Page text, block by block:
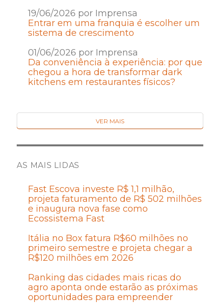
19/06/2026 por Imprensa
Entrar em uma franquia é escolher um
sistema de crescimento
01/06/2026 por Imprensa
Da conveniência à experiência: por que
chegou a hora de transformar dark
kitchens em restaurantes físicos?
VER MAIS
AS MAIS LIDAS
Fast Escova investe R$ 1,1 milhão,
projeta faturamento de R$ 502 milhões
e inaugura nova fase como
Ecossistema Fast
Itália no Box fatura R$60 milhões no
primeiro semestre e projeta chegar a
R$120 milhões em 2026
Ranking das cidades mais ricas do
agro aponta onde estarão as próximas
oportunidades para empreender